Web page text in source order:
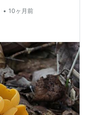
• 10ヶ月前